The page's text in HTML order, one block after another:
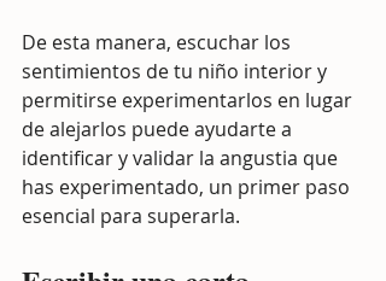
De esta manera, escuchar los
sentimientos de tu niño interior y
permitirse experimentarlos en lugar
de alejarlos puede ayudarte a
identificar y validar la angustia que
has experimentado, un primer paso
esencial para superarla.